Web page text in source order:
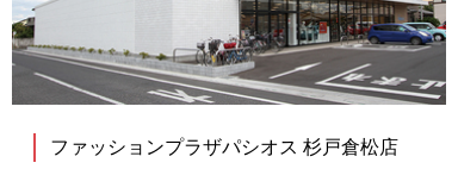
ファッションプラザパシオス 杉戸倉松店